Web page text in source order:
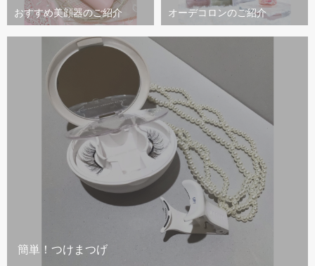
おすすめ美顔器のご紹介 オーデコロンのご紹介
簡単！つけまつげ